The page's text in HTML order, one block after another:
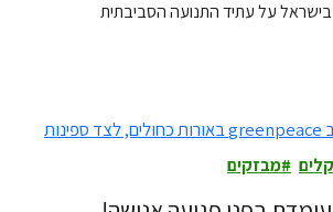
על עתיד התנועה הסביבתית
מבזקים